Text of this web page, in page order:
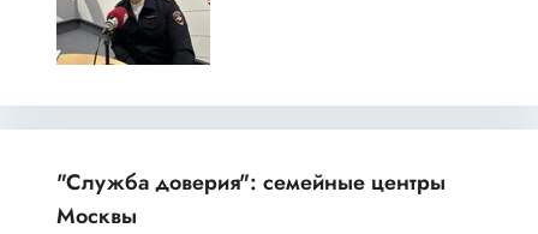
"Служба доверия": семейные центры
Москвы